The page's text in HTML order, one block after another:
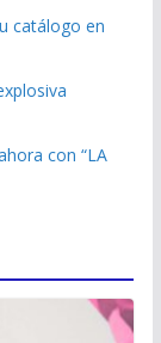
catálogo en
con “LA